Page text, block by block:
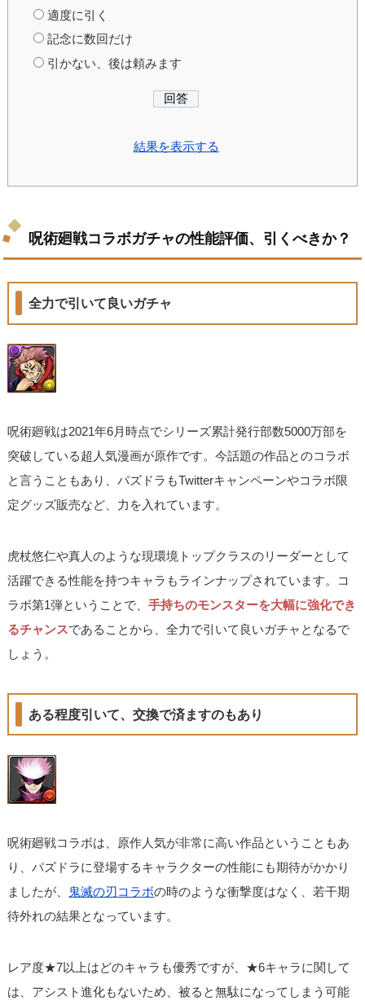
適度に引く
記念に数回だけ
引かない、後は頼みます
結果を表示する
呪術廻戦コラボガチャの性能評価、引くべきか？
全力で引いて良いガチャ
呪術廻戦は2021年6月時点でシリーズ累計発行部数5000万部を
突破している超人気漫画が原作です。今話題の作品とのコラボ
と言うこともあり、パズドラもTwitterキャンペーンやコラボ限
定グッズ販売など、力を入れています。
虎杖悠仁や真人のような現環境トップクラスのリーダーとして
活躍できる性能を持つキャラもラインナップされています。コ
ラボ第1弾ということで、手持ちのモンスターを大幅に強化でき
るチャンスであることから、全力で引いて良いガチャとなるで
しょう。
ある程度引いて、交換で済ますのもあり
呪術廻戦コラボは、原作人気が非常に高い作品ということもあ
り、パズドラに登場するキャラクターの性能にも期待がかかり
ましたが、 鬼滅の刃コラボの時のような衝撃度はなく、若干期
待外れの結果となっています。
レア度★7以上はどのキャラも優秀ですが、★6キャラに関して
は、アシスト進化もないため、被ると無駄になってしまう可能